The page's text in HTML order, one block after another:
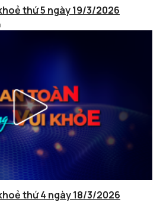
thứ 5 ngày 19/3/2026
thứ 4 ngày 18/3/2026